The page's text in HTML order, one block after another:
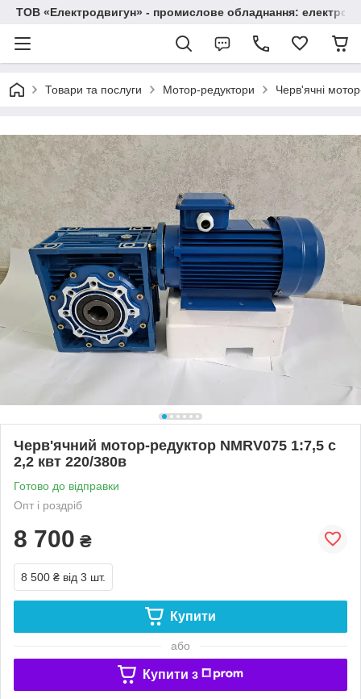
ТОВ «Електродвигун» - промислове обладнання:
Товари та послуги Мотор-редуктори Черв'ячні
Черв'ячний мотор-редуктор NMRV075 1:7,5 с
2,2 квт 220/380в
Готово до відправки
Опт і роздріб
8 700 ₴
8 500 ₴ від 3 шт.
Купити
або
Купити з